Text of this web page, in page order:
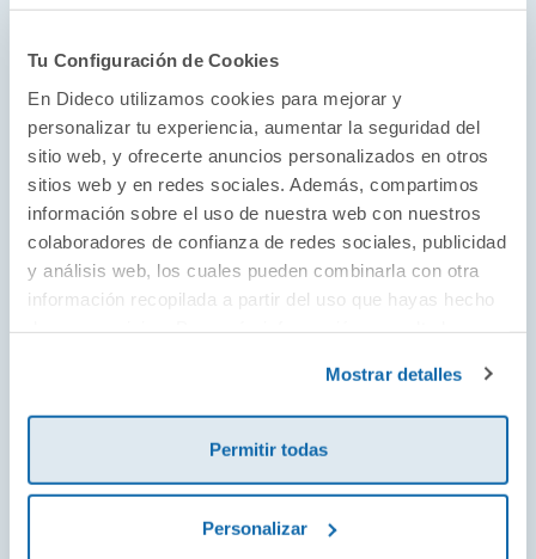
Tu Configuración de Cookies
En Dideco utilizamos cookies para mejorar y
personalizar tu experiencia, aumentar la seguridad del
sitio web, y ofrecerte anuncios personalizados en otros
sitios web y en redes sociales. Además, compartimos
información sobre el uso de nuestra web con nuestros
colaboradores de confianza de redes sociales, publicidad
y análisis web, los cuales pueden combinarla con otra
información recopilada a partir del uso que hayas hecho
Mostrar detalles
Permitir todas
Personalizar
Diversión en estado puro
Haba es una empresa familiar fundada en
1938 que ha conseguido ser una de las marcas
de referencia en juguetes para todas las
edades. Con una fuerte apuesta por los
materiales sostenibles, Haba acompaña a
niños y niñas en su desarrollo con sus
productos, entre los que se encuentran desde
juegos de mesa hasta juguetes para aire libre,
¡Ver todo!